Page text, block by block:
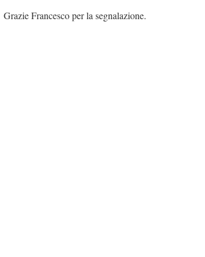
Grazie Francesco per la segnalazione.